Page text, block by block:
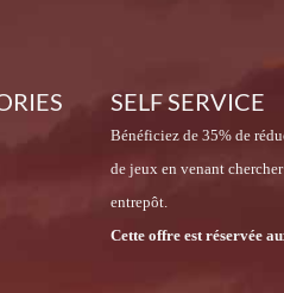
SELF SERVICE
Bénéficiez de 35% de
de jeux en venant
entrepôt.
Cette offre est réservée